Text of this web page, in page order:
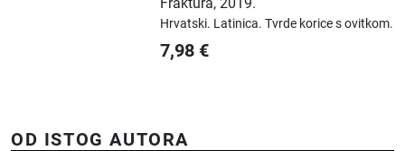
Hrvatski. Latinica.Tvrde korice s ovitkom.
7,98 €
OD ISTOG AUTORA